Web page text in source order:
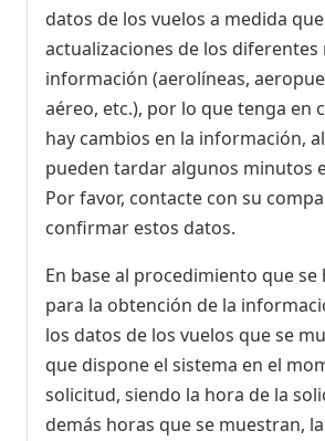
datos de los vuelos a medida
actualizaciones de los diferentes
información (aerolíneas,
aéreo, etc.), por lo que tenga en
hay cambios en la información,
pueden tardar algunos minutos
Por favor, contacte con su
confirmar estos datos.
En base al procedimiento que se
para la obtención de la
los datos de los vuelos que se
que dispone el sistema en el
solicitud, siendo la hora de la
demás horas que se muestran,